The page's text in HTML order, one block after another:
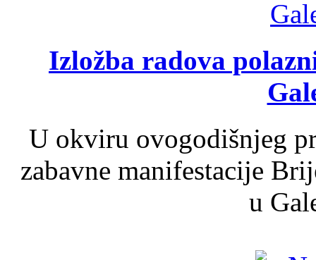
Izložba radova
U okviru ovogodišnjeg
zabavne manifestacije
u